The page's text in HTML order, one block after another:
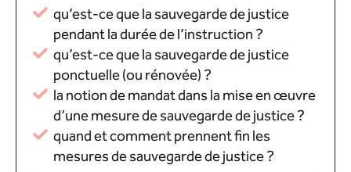
qu’est-ce que la sauvegarde de justice
pendant la durée de l’instruction ?
qu’est-ce que la sauvegarde de justice
ponctuelle (ou rénovée) ?
la notion de mandat dans la mise en œuvre
d’une mesure de sauvegarde de justice ?
quand et comment prennent fin les
mesures de sauvegarde de justice ?